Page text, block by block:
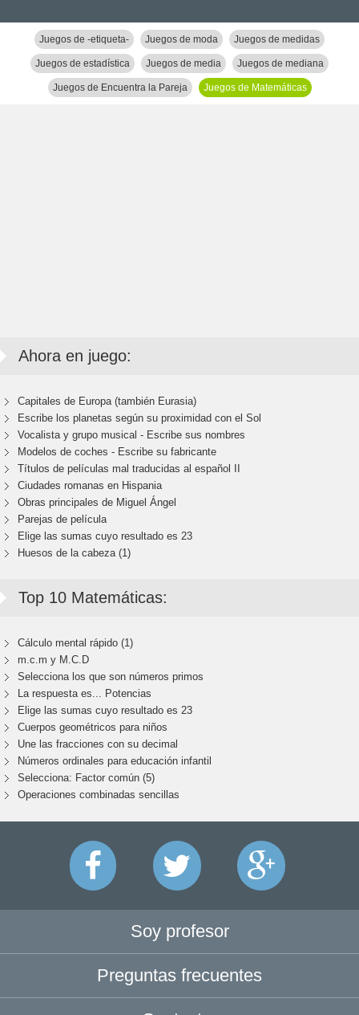
Juegos de -etiqueta- Juegos de moda Juegos de medidas
Juegos de estadística Juegos de media Juegos de mediana
Juegos de Encuentra la Pareja Juegos de Matemáticas
Ahora en juego:
Capitales de Europa (también Eurasia)
Escribe los planetas según su proximidad con el Sol
Vocalista y grupo musical - Escribe sus nombres
Modelos de coches - Escribe su fabricante
Títulos de películas mal traducidas al español II
Ciudades romanas en Hispania
Obras principales de Miguel Ángel
Parejas de película
Elige las sumas cuyo resultado es 23
Huesos de la cabeza (1)
Top 10 Matemáticas:
Cálculo mental rápido (1)
m.c.m y M.C.D
Selecciona los que son números primos
La respuesta es... Potencias
Elige las sumas cuyo resultado es 23
Cuerpos geométricos para niños
Une las fracciones con su decimal
Números ordinales para educación infantil
Selecciona: Factor común (5)
Operaciones combinadas sencillas
Soy profesor
Preguntas frecuentes